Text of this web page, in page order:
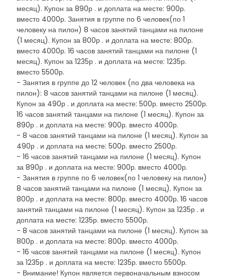
месяц). Купон за 890р . и доплата на месте: 900р.
вместо 4000р. Занятия в группе по 6 человек(по 1
человеку на пилон) 8 часов занятий танцами на пилоне
(1 месяц). Купон за 800р . и доплата на месте: 800р.
вместо 4000р. 16 часов занятий танцами на пилоне (1
месяц). Купон за 1235р . и доплата на месте: 1235р.
вместо 5500р.
- Занятия в группе до 12 человек (по два человека на
пилон): 8 часов занятий танцами на пилоне (1 месяц).
Купон за 490р . и доплата на месте: 500р. вместо 2500р.
16 часов занятий танцами на пилоне (1 месяц). Купон за
890р . и доплата на месте: 900р. вместо 4000р.
- 8 часов занятий танцами на пилоне (1 месяц). Купон за
490р . и доплата на месте: 500р. вместо 2500р.
- 16 часов занятий танцами на пилоне (1 месяц). Купон
за 890р . и доплата на месте: 900р. вместо 4000р.
- Занятия в группе по 6 человек(по 1 человеку на пилон)
8 часов занятий танцами на пилоне (1 месяц). Купон за
800р . и доплата на месте: 800р. вместо 4000р. 16 часов
занятий танцами на пилоне (1 месяц). Купон за 1235р . и
доплата на месте: 1235р. вместо 5500р.
- 8 часов занятий танцами на пилоне (1 месяц). Купон за
800р . и доплата на месте: 800р. вместо 4000р.
- 16 часов занятий танцами на пилоне (1 месяц). Купон
за 1235р . и доплата на месте: 1235р. вместо 5500р.
- Внимание! Купон является первоначальным взносом